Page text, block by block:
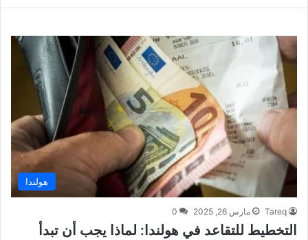
هولندا
Tareq مارس 26, 2025 0
التخطيط للتقاعد في هولندا: لماذا يجب أن تبدأ